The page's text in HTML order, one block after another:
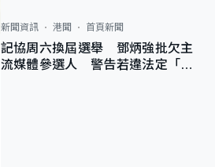
新聞資訊 港聞 首頁新聞
記協周六換屆選舉 鄧炳強批欠主
流媒體參選人 警告若違法定「釘